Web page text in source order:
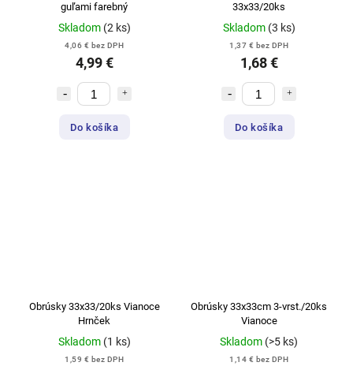
guľami farebný
Skladom (2 ks)
4,06 € bez DPH
4,99 €
Do košíka
33x33/20ks
Skladom (3 ks)
1,37 € bez DPH
1,68 €
Do košíka
Obrúsky 33x33/20ks Vianoce
Hrnček
Skladom (1 ks)
1,59 € bez DPH
Obrúsky 33x33cm 3-vrst./20ks
Vianoce
Skladom (>5 ks)
1,14 € bez DPH